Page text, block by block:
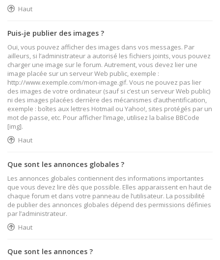
Haut
Puis-je publier des images ?
Oui, vous pouvez afficher des images dans vos messages. Par
ailleurs, si l’administrateur a autorisé les fichiers joints, vous pouvez
charger une image sur le forum. Autrement, vous devez lier une
image placée sur un serveur Web public, exemple :
http://www.exemple.com/mon-image.gif. Vous ne pouvez pas lier
des images de votre ordinateur (sauf si c’est un serveur Web public)
ni des images placées derrière des mécanismes d’authentification,
exemple : boîtes aux lettres Hotmail ou Yahoo!, sites protégés par un
mot de passe, etc. Pour afficher l’image, utilisez la balise BBCode
[img].
Haut
Que sont les annonces globales ?
Les annonces globales contiennent des informations importantes
que vous devez lire dès que possible. Elles apparaissent en haut de
chaque forum et dans votre panneau de l’utilisateur. La possibilité
de publier des annonces globales dépend des permissions définies
par l’administrateur.
Haut
Que sont les annonces ?